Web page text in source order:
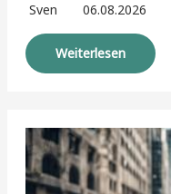
Sven 06.08.2026
Weiterlesen